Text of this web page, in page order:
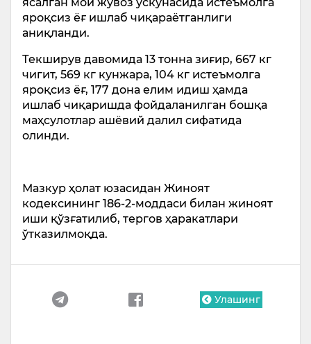
яроқсиз ёғ ишлаб чиқараётганлиги
аниқланди.
Текширув давомида 13 тонна зиғир, 667 кг
чигит, 569 кг кунжара, 104 кг истеъмолга
яроқсиз ёғ, 177 дона елим идиш ҳамда
ишлаб чиқаришда фойдаланилган бошқа
маҳсулотлар ашёвий далил сифатида
олинди.
Мазкур ҳолат юзасидан Жиноят
кодексининг 186-2-моддаси билан жиноят
иши қўзғатилиб, тергов ҳаракатлари
ўтказилмоқда.
Улашинг